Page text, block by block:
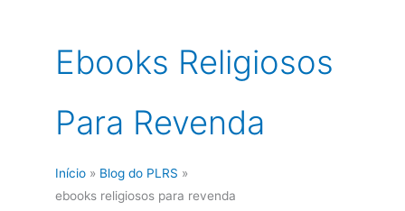
Ebooks Religiosos
Para Revenda
Início
Blog do PLRS
ebooks religiosos para revenda